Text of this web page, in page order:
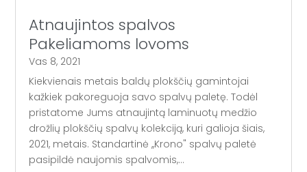
Atnaujintos spalvos
Pakeliamoms lovoms
Vas 8, 2021
Kiekvienais metais baldų plokščių gamintojai
kažkiek pakoreguoja savo spalvų paletę. Todėl
pristatome Jums atnaujintą laminuotų medžio
drožlių plokščių spalvų kolekciją, kuri galioja šiais,
2021, metais. Standartinė ,,Krono" spalvų paletė
pasipildė naujomis spalvomis,...